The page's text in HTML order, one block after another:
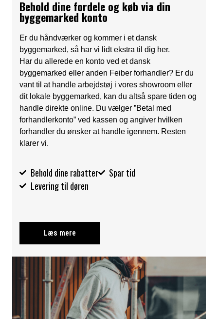
Behold dine fordele og køb via din
byggemarked konto
Er du håndværker og kommer i et dansk
byggemarked, så har vi lidt ekstra til dig her.
Har du allerede en konto ved et dansk
byggemarked eller anden Feiber forhandler? Er du
vant til at handle arbejdstøj i vores showroom eller
dit lokale byggemarked, kan du altså spare tiden og
handle direkte online. Du vælger ”Betal med
forhandlerkonto” ved kassen og angiver hvilken
forhandler du ønsker at handle igennem. Resten
klarer vi.
Behold dine rabatter
Spar tid
Levering til døren
Læs mere